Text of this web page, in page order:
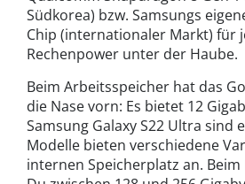
Südkorea) bzw. Samsungs
Chip (internationaler Markt) für
Rechenpower unter der Haube.
Beim Arbeitsspeicher hat das
die Nase vorn: Es bietet 12
Samsung Galaxy S22 Ultra sind
Modelle bieten verschiedene
internen Speicherplatz an. Beim